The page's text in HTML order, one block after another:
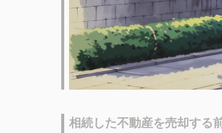
相続した不動産を売却する